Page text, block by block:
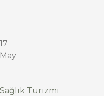
17
May
Sağlık Turizmi